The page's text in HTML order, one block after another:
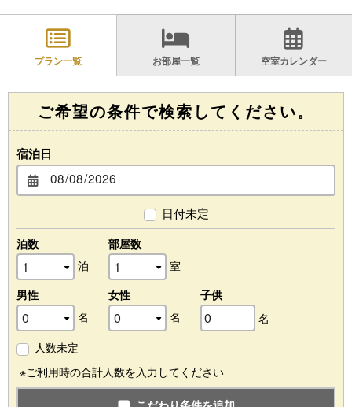
プラン一覧 お部屋一覧 空室カレンダー
ご希望の条件で検索してください。
宿泊日
日付未定
泊数
泊
部屋数
室
男性
名
女性
名
子供
名
人数未定
※ご利用時の合計人数を入力してください